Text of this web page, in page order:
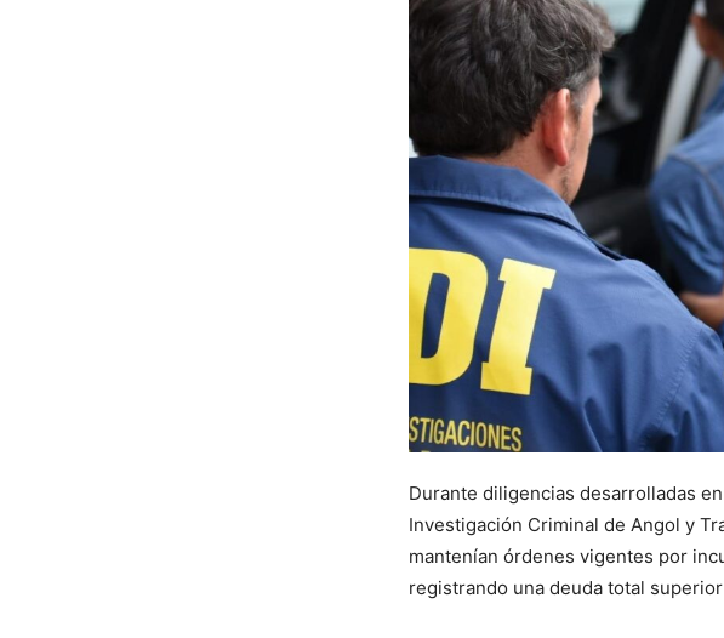
Durante diligencias desarrolladas
Investigación Criminal de Angol y
mantenían órdenes vigentes por
registrando una deuda total